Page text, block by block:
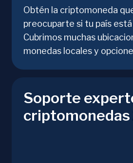
Obtén la criptomoneda
preocuparte si tu país
Cubrimos muchas
monedas locales y
Soporte